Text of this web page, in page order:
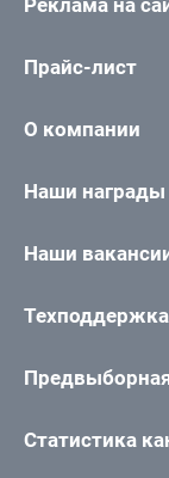
Прайс-лист
О компании
Наши награды
Наши
Техподдержка
Статистика